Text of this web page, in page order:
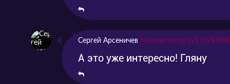
Сергей Арсеничев Комментатор LVL
А это уже интересно! Гляну